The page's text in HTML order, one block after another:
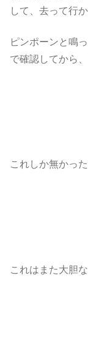
して、去って行
ピンポーンと鳴
で確認してから
これしか無かった
これはまた大胆な